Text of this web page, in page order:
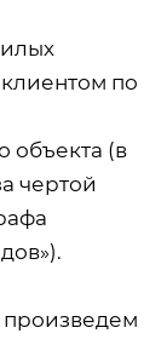
по
объекта (в
чертой